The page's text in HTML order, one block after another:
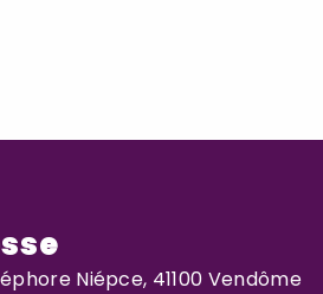
Niépce, 41100 Vendôme